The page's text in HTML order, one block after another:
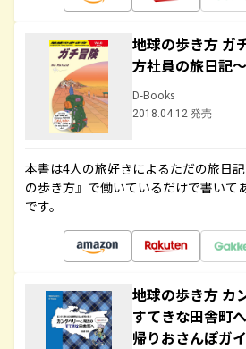
地球の歩き方 ガ
方社員の旅日記～
D-Books
2018.04.12 発売
本書は4人の旅好きによるただの旅日
の歩き方』で働いているだけで書いて
です。
地球の歩き方 カ
すてきな田舎町
帰りおさんぽガ